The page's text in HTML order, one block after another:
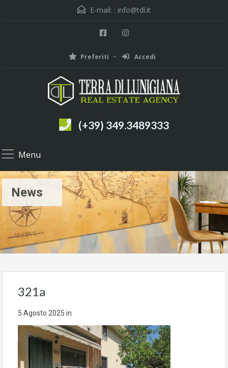
E-mail: : info@tdl.it
Preferiti Accedi
(+39) 349.3489333
Menu
News
321a
5 Agosto 2025 in